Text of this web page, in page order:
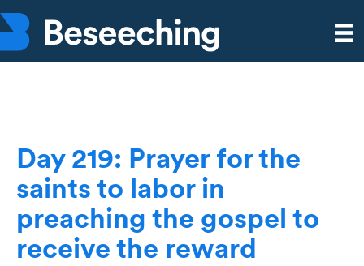
Day 219: Prayer for the
saints to labor in
preaching the gospel to
receive the reward